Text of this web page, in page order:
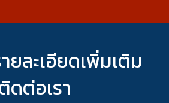
ยละเอียดเพิ่มเติม
ดต่อเรา